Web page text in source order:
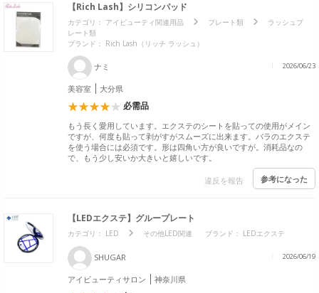
【Rich Lash】シリコンパッド
カテゴリ： アイビューティ関連用品 プレート類
ラッシュプ
レート類
ブランド： Rich Lash（リッチ ラッシュ）
ナミ 2026/06/23
美容室 大分県
必需品
もう長く愛用しています。エクステのシートを貼っての使用がメイン
ですが、何度も貼って剥がすがスムーズに出来ます。バラのエクステ
を使う場合には必須です。形は四角い方が良いですが。消耗品なの
で、もう少し安いか大きいと嬉しいです。
違反を報告 参考になった
【LEDエクステ】グループレート
カテゴリ： LED その他LED関連 ブランド： LEDエクステ
SHUGAR 2026/06/19
アイビューティサロン 神奈川県